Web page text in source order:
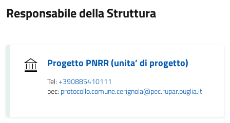
Responsabile della Struttura
Progetto PNRR (unita’ di progetto)
Tel:+390885410111
pec: protocollo.comune.cerignola@pec.rupar.puglia.it